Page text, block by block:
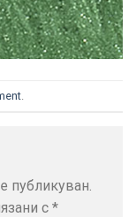
публикуван.
с *